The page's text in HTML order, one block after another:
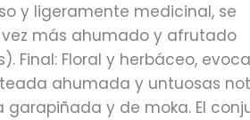
y ligeramente medicinal, se
más ahumado y afrutado
Final: Floral y herbáceo,
ahumada y untuosas
garapiñada y de moka. El